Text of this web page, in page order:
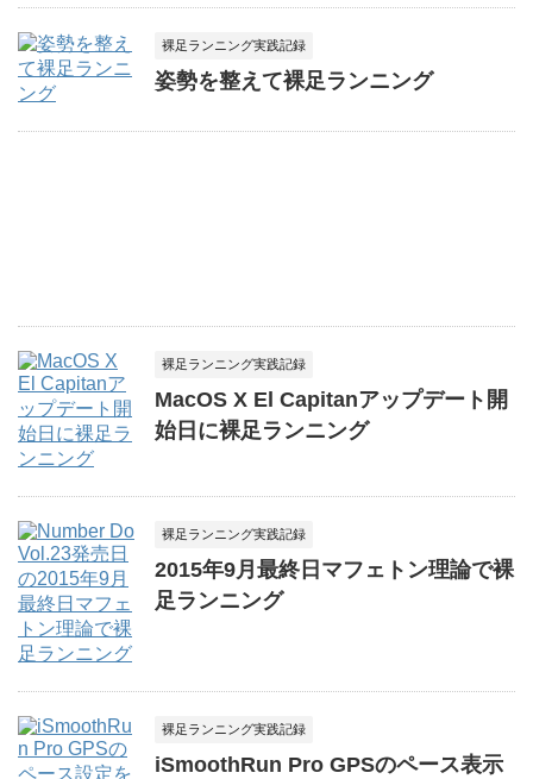
裸足ランニング実践記録
姿勢を整えて裸足ランニング
裸足ランニング実践記録
MacOS X El Capitanアップデート開
始日に裸足ランニング
裸足ランニング実践記録
2015年9月最終日マフェトン理論で裸
足ランニング
裸足ランニング実践記録
iSmoothRun Pro GPSのペース表示